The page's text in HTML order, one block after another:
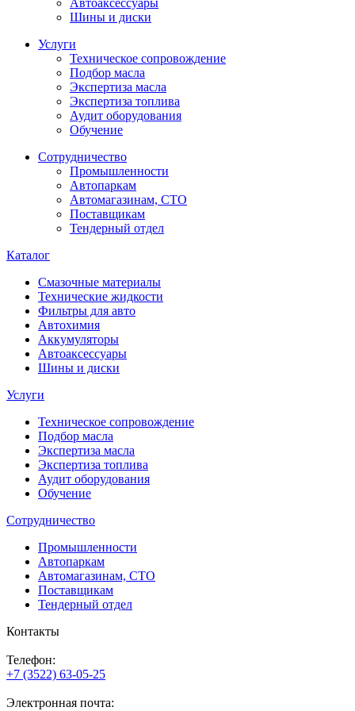
Шины и диски
Услуги
Техническое сопровождение
Подбор масла
Экспертиза масла
Экспертиза топлива
Аудит оборудования
Обучение
Сотрудничество
Промышленности
Автопаркам
Автомагазинам, СТО
Поставщикам
Тендерный отдел
Каталог
Смазочные материалы
Технические жидкости
Фильтры для авто
Автохимия
Аккумуляторы
Автоаксессуары
Шины и диски
Услуги
Техническое сопровождение
Подбор масла
Экспертиза масла
Экспертиза топлива
Аудит оборудования
Обучение
Сотрудничество
Промышленности
Автопаркам
Автомагазинам, СТО
Поставщикам
Тендерный отдел
Контакты
Телефон:
+7 (3522) 63-05-25
Электронная почта: